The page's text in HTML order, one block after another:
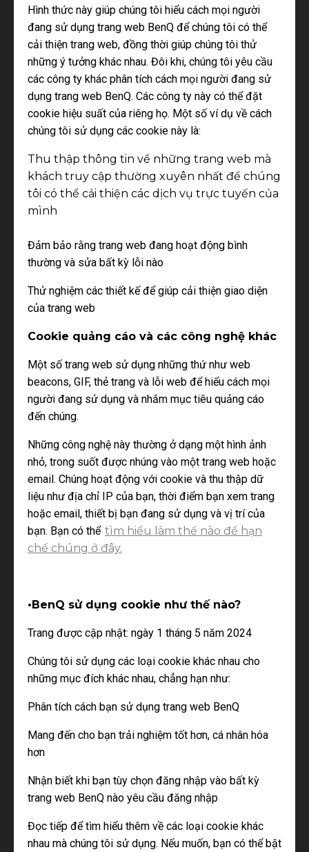
Hình thức này giúp chúng tôi hiểu cách mọi người
đang sử dụng trang web BenQ để chúng tôi có thể
cải thiện trang web, đồng thời giúp chúng tôi thử
những ý tưởng khác nhau. Đôi khi, chúng tôi yêu cầu
các công ty khác phân tích cách mọi người đang sử
dụng trang web BenQ. Các công ty này có thể đặt
cookie hiệu suất của riêng họ. Một số ví dụ về cách
chúng tôi sử dụng các cookie này là:
Thu thập thông tin về những trang web mà
khách truy cập thường xuyên nhất để chúng
tôi có thể cải thiện các dịch vụ trực tuyến của
mình
Đảm bảo rằng trang web đang hoạt động bình
thường và sửa bất kỳ lỗi nào
Thử nghiệm các thiết kế để giúp cải thiện giao diện
của trang web
Cookie quảng cáo và các công nghệ khác
Một số trang web sử dụng những thứ như web
beacons, GIF, thẻ trang và lỗi web để hiểu cách mọi
người đang sử dụng và nhắm mục tiêu quảng cáo
đến chúng.
Những công nghệ này thường ở dạng một hình ảnh
nhỏ, trong suốt được nhúng vào một trang web hoặc
email. Chúng hoạt động với cookie và thu thập dữ
liệu như địa chỉ IP của bạn, thời điểm bạn xem trang
hoặc email, thiết bị bạn đang sử dụng và vị trí của
bạn. Bạn có thể tìm hiểu làm thế nào để hạn
chế chúng ở đây.
•BenQ sử dụng cookie như thế nào?
Trang được cập nhật: ngày 1 tháng 5 năm 2024
Chúng tôi sử dụng các loại cookie khác nhau cho
những mục đích khác nhau, chẳng hạn như:
Phân tích cách bạn sử dụng trang web BenQ
Mang đến cho bạn trải nghiệm tốt hơn, cá nhân hóa
hơn
Nhận biết khi bạn tùy chọn đăng nhập vào bất kỳ
trang web BenQ nào yêu cầu đăng nhập
Đọc tiếp để tìm hiểu thêm về các loại cookie khác
nhau mà chúng tôi sử dụng. Nếu muốn, bạn có thể bật